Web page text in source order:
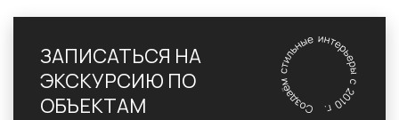
ЗАПИСАТЬСЯ НА
ЭКСКУРСИЮ ПО
ОБЪЕКТАМ